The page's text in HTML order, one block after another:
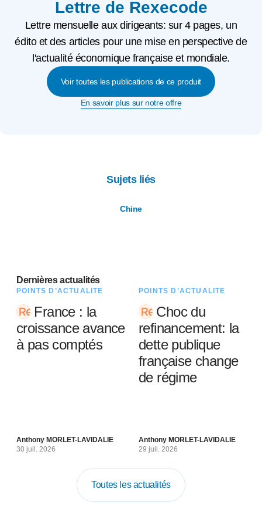
Lettre de Rexecode
Lettre mensuelle aux dirigeants: sur 4 pages, un
édito et des articles pour une mise en perspective de
l'actualité économique française et mondiale.
Voir toutes les publications de ce produit
En savoir plus sur notre offre
Sujets liés
Chine
Dernières actualités
POINTS D’ACTUALITÉ
France : la
croissance avance
à pas comptés
Anthony MORLET-LAVIDALIE
30 juil. 2026
POINTS D’ACTUALITÉ
Choc du
refinancement: la
dette publique
française change
de régime
Anthony MORLET-LAVIDALIE
29 juil. 2026
Toutes les actualités